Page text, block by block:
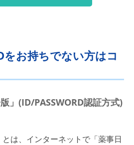
をお持ちでない方はコ
」(ID/PASSWORD認証方式)
は、インターネットで「薬事日